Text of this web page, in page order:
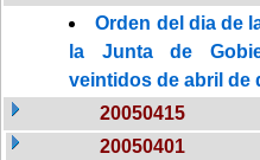
Orden del dia de
la Junta de
veintidos de abril de
20050415
20050401